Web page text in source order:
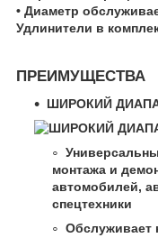
• Диаметр
Удлинители в
ПРЕИМУЩЕСТВА
ШИРОКИЙ
монтажа и
автомобилей,
спецтехники
Обслуживает